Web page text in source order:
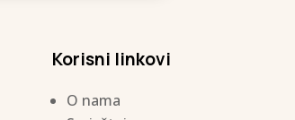
Korisni linkovi
O nama